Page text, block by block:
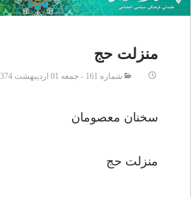
منزلت حج
شماره 161 - جمعه 01 ارديبهشت 1374
سخنان معصومان
منزلت حج